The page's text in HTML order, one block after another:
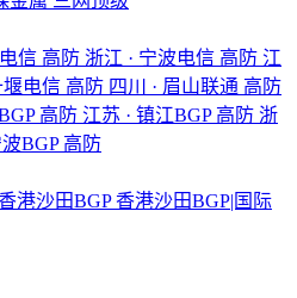
信 高防 浙江 · 宁波电信 高防 江
堰电信 高防 四川 · 眉山联通 高防
高防 江苏 · 镇江BGP 高防 浙
BGP 高防
香港沙田BGP 香港沙田BGP|国际